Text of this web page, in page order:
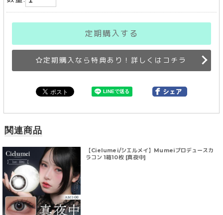
定期購入する
定期購入なら特典あり！詳しくはコチラ
関連商品
【Cielumei/シエルメイ】Mumeiプロデュースカ
ラコン 1箱10枚 [真夜中]